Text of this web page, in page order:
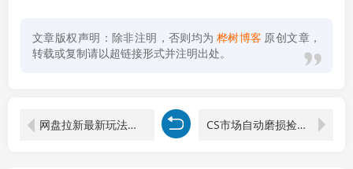
文章版权声明：除非注明，否则均为 桦树博客 原创文章，
转载或复制请以超链接形式并注明出处。
网盘拉新最新玩法，发好奇视频获取拉新收益 CS市场自动磨损捡漏系统，无需电脑挂机，手机轻松赚米，日入300+